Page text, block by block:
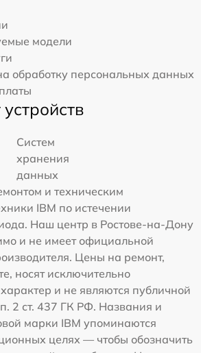
модели
обработку персональных данных
Систем
хранения
данных
и техническим
IBM по истечении
Наш центр в Ростове-на-Дону
и не имеет официальной
Цены на ремонт,
носят исключительно
и не являются публичной
2 ст. 437 ГК РФ. Названия и
марки IBM упоминаются
целях — чтобы обозначить